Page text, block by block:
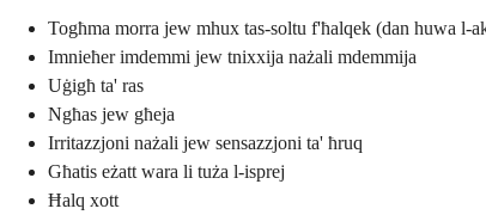
Togħma morra jew mhux tas-soltu f'ħalqek (dan huwa l-
Imnieħer imdemmi jew tnixxija nażali mdemmija
Uġigħ ta' ras
Ngħas jew għeja
Irritazzjoni nażali jew sensazzjoni ta' ħruq
Għatis eżatt wara li tuża l-isprej
Ħalq xott